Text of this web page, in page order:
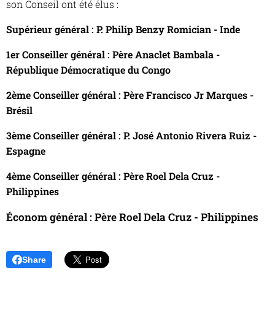
son Conseil ont été élus :
Supérieur général : P. Philip Benzy Romician - Inde
1er Conseiller général : Père Anaclet Bambala -
République Démocratique du Congo
2ème Conseiller général : Père Francisco Jr Marques -
Brésil
3ème Conseiller général : P. José Antonio Rivera Ruiz -
Espagne
4ème Conseiller général : Père Roel Dela Cruz -
Philippines
Économ général : Père Roel Dela Cruz - Philippines
Share